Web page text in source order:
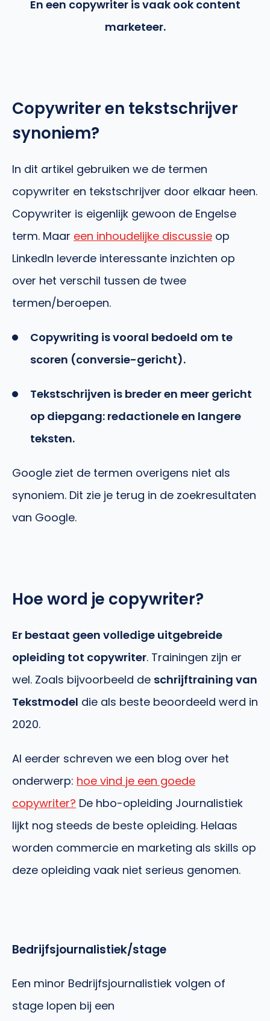
En een copywriter is vaak ook content
marketeer.
Copywriter en tekstschrijver
synoniem?
In dit artikel gebruiken we de termen
copywriter en tekstschrijver door elkaar heen.
Copywriter is eigenlijk gewoon de Engelse
term. Maar een inhoudelijke discussie op
LinkedIn leverde interessante inzichten op
over het verschil tussen de twee
termen/beroepen.
Copywriting is vooral bedoeld om te
scoren (conversie-gericht).
Tekstschrijven is breder en meer gericht
op diepgang: redactionele en langere
teksten.
Google ziet de termen overigens niet als
synoniem. Dit zie je terug in de zoekresultaten
van Google.
Hoe word je copywriter?
Er bestaat geen volledige uitgebreide
opleiding tot copywriter. Trainingen zijn er
wel. Zoals bijvoorbeeld de schrijftraining van
Tekstmodel die als beste beoordeeld werd in
2020.
Al eerder schreven we een blog over het
onderwerp: hoe vind je een goede
copywriter? De hbo-opleiding Journalistiek
lijkt nog steeds de beste opleiding. Helaas
worden commercie en marketing als skills op
deze opleiding vaak niet serieus genomen.
Bedrijfsjournalistiek/stage
Een minor Bedrijfsjournalistiek volgen of
stage lopen bij een